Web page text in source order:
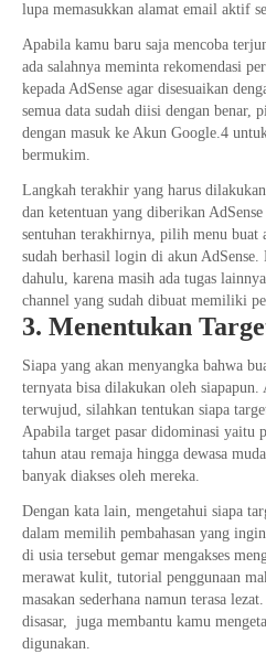
lupa memasukkan alamat email aktif
Apabila kamu baru saja mencoba
ada salahnya meminta rekomendasi
kepada AdSense agar disesuaikan
semua data sudah diisi dengan
dengan masuk ke Akun Google.4
bermukim.
Langkah terakhir yang harus
dan ketentuan yang diberikan
sentuhan terakhirnya, pilih menu buat
sudah berhasil login di akun
dahulu, karena masih ada tugas
channel yang sudah dibuat memiliki
3. Menentukan
Siapa yang akan menyangka bahwa
ternyata bisa dilakukan oleh
terwujud, silahkan tentukan siapa
Apabila target pasar didominasi yaitu
tahun atau remaja hingga dewasa
banyak diakses oleh mereka.
Dengan kata lain, mengetahui siapa
dalam memilih pembahasan yang
di usia tersebut gemar mengakses
merawat kulit, tutorial penggunaan
masakan sederhana namun terasa
disasar, juga membantu kamu
digunakan.